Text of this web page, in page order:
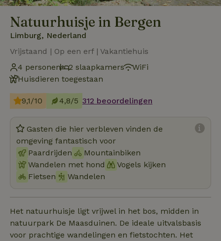
Natuurhuisje in Bergen
Limburg, Nederland
Vrijstaand | Op een erf | Vakantiehuis
4 personen
2 slaapkamers
WiFi
Huisdieren toegestaan
9,1/10 4,8/5 312 beoordelingen
Gasten die hier verbleven vinden de
omgeving fantastisch voor
Paardrijden
Mountainbiken
Wandelen met hond
Vogels kijken
Fietsen
Wandelen
Het natuurhuisje ligt vrijwel in het bos, midden in
natuurpark De Maasduinen. De ideale uitvalsbasis
voor prachtige wandelingen en fietstochten. Het